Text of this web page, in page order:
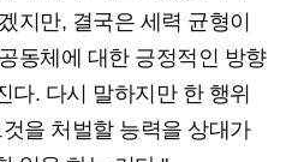
지만, 결국은 세력 균형이
동체에 대한 긍정적인 방향
다. 다시 말하지만 한 행위
을 처벌할 능력을 상대가